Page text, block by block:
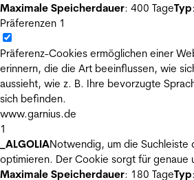
Maximale Speicherdauer: 400 TageTyp
Präferenzen 1
Präferenz-Cookies ermöglichen einer
erinnern, die die Art beeinflussen, wie
aussieht, wie z. B. Ihre bevorzugte
sich befinden.
www.garnius.de
1
_ALGOLIANotwendig, um die Suchleiste
optimieren. Der Cookie sorgt für genaue
Maximale Speicherdauer: 180 TageTyp